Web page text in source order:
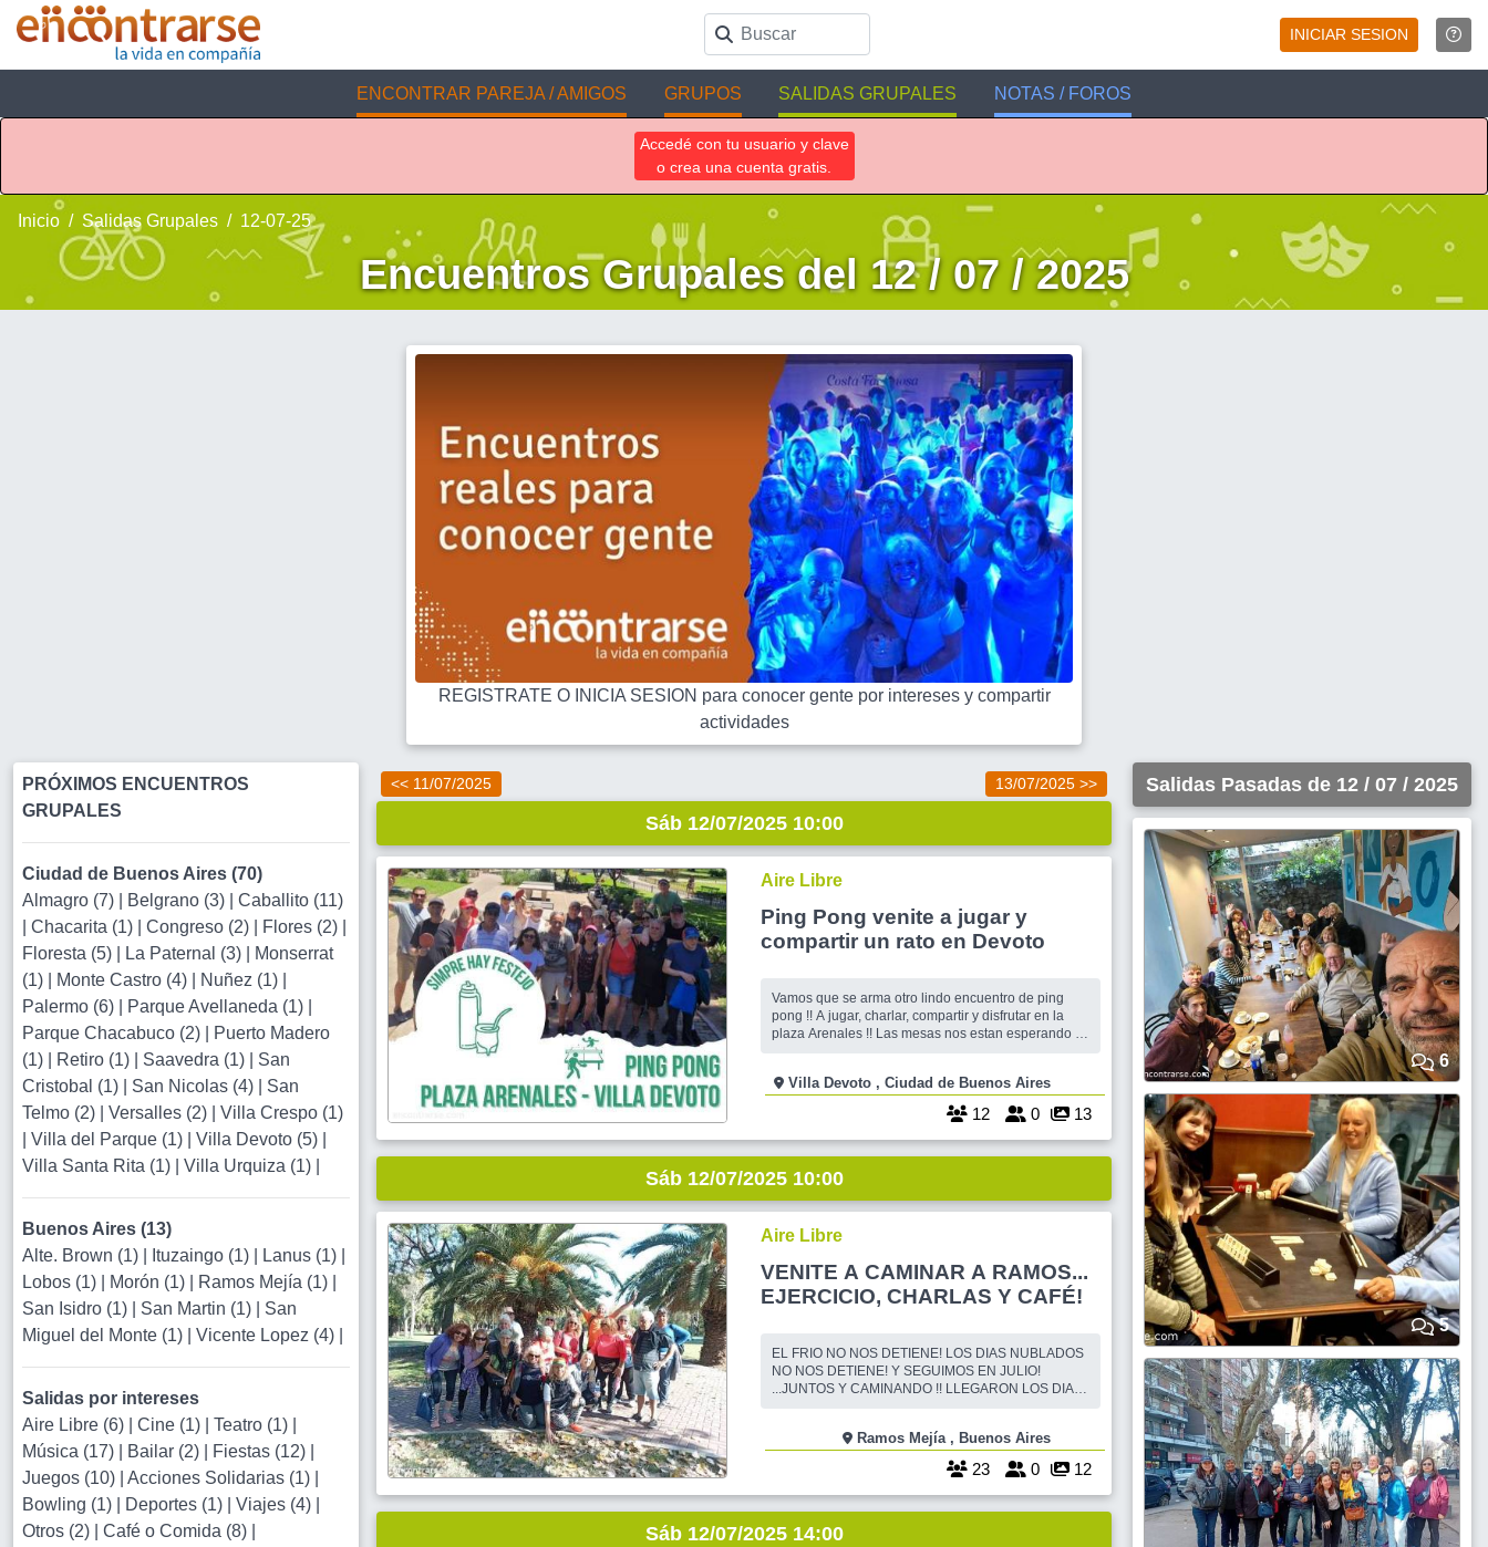
INICIAR SESION
ENCONTRAR PAREJA / AMIGOS GRUPOS SALIDAS GRUPALES NOTAS / FOROS
Accedé con tu usuario y clave
o crea una cuenta gratis.
Inicio Salidas Grupales 12-07-25
Encuentros Grupales del 12 / 07 / 2025
REGISTRATE O INICIA SESION para conocer gente por intereses y compartir
actividades
PRÓXIMOS ENCUENTROS
GRUPALES
Ciudad de Buenos Aires (70)
Almagro (7)
Belgrano (3)
Caballito (11)
Chacarita (1) Congreso (2) Flores (2)
Floresta (5)
La Paternal (3)
Monserrat
(1)
Monte Castro (4) Nuñez (1)
Palermo (6)
Parque Avellaneda (1)
Parque Chacabuco (2)
Puerto Madero
(1)
Retiro (1) Saavedra (1)
San
Cristobal (1)
San Nicolas (4)
San
Telmo (2)
Versalles (2)
Villa Crespo (1)
Villa del Parque (1) Villa Devoto (5)
Villa Santa Rita (1)
Villa Urquiza (1)
Buenos Aires (13)
Alte. Brown (1)
Ituzaingo (1) Lanus (1)
Lobos (1)
Morón (1) Ramos Mejía (1)
San Isidro (1)
San Martin (1)
San
Miguel del Monte (1)
Vicente Lopez (4)
Salidas por intereses
Aire Libre (6)
Cine (1) Teatro (1)
Música (17)
Bailar (2) Fiestas (12)
Juegos (10)
Acciones Solidarias (1)
Bowling (1)
Deportes (1) Viajes (4)
Otros (2)
Café o Comida (8)
<< 11/07/2025 13/07/2025 >>
Sáb 12/07/2025 10:00
Aire Libre
Ping Pong venite a jugar y
compartir un rato en Devoto
Vamos que se arma otro lindo encuentro de ping
pong !! A jugar, charlar, compartir y disfrutar en la
plaza Arenales !! Las mesas nos estan esperando ..
excelente momento para conocer gente nueva y
también conocer de otra forma a compañeros de
Villa Devoto , Ciudad de Buenos Aires
12 0 13
Sáb 12/07/2025 10:00
Aire Libre
VENITE A CAMINAR A RAMOS...
EJERCICIO, CHARLAS Y CAFÉ!
EL FRIO NO NOS DETIENE! LOS DIAS NUBLADOS
NO NOS DETIENE! Y SEGUIMOS EN JULIO!
...JUNTOS Y CAMINANDO !! LLEGARON LOS DIAS
MISMO TIEMPO. EL CIRCUITO AEROBICO DE "EL
CAMPITO" SE ENCUENTRA A POCAS CUADRAS
DE LA ESTACIÓN DE RAMOS MEJIA, NOS
ENCONTRAMOS EN LA PLAZA Y AHÍ
Ramos Mejía , Buenos Aires
23 0 12
Sáb 12/07/2025 14:00
Salidas Pasadas de 12 / 07 / 2025
6
5